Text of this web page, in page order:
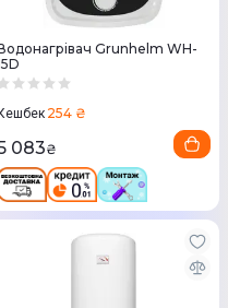
Grunhelm WH-
Кешбек 254 ₴
083₴